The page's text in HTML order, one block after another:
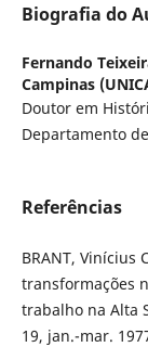
Biografia do
Fernando
Campinas
Doutor em
Departamento
Referências
BRANT, Vinícius
transformações
trabalho na Alta
19, jan.-mar.